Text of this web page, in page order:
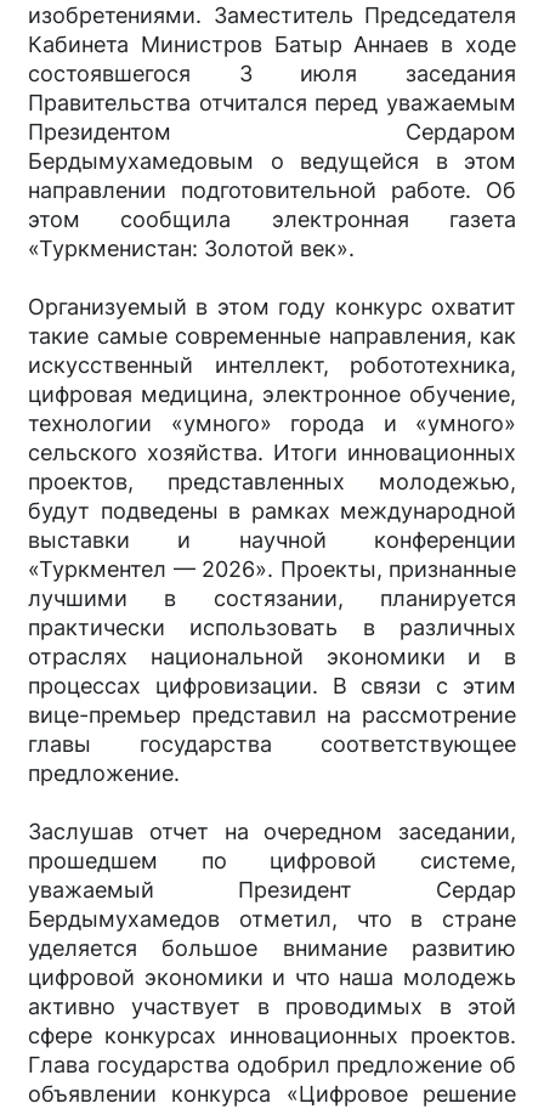
изобретениями. Заместитель Председателя
Кабинета Министров Батыр Аннаев в ходе
состоявшегося 3 июля заседания
Правительства отчитался перед уважаемым
Президентом Сердаром
Бердымухамедовым о ведущейся в этом
направлении подготовительной работе. Об
этом сообщила электронная газета
«Туркменистан: Золотой век».
Организуемый в этом году конкурс охватит
такие самые современные направления, как
искусственный интеллект, робототехника,
цифровая медицина, электронное обучение,
технологии «умного» города и «умного»
сельского хозяйства. Итоги инновационных
проектов, представленных молодежью,
будут подведены в рамках международной
выставки и научной конференции
«Туркментел — 2026». Проекты, признанные
лучшими в состязании, планируется
практически использовать в различных
отраслях национальной экономики и в
процессах цифровизации. В связи с этим
вице-премьер представил на рассмотрение
главы государства соответствующее
предложение.
Заслушав отчет на очередном заседании,
прошедшем по цифровой системе,
уважаемый Президент Сердар
Бердымухамедов отметил, что в стране
уделяется большое внимание развитию
цифровой экономики и что наша молодежь
активно участвует в проводимых в этой
сфере конкурсах инновационных проектов.
Глава государства одобрил предложение об
объявлении конкурса «Цифровое решение